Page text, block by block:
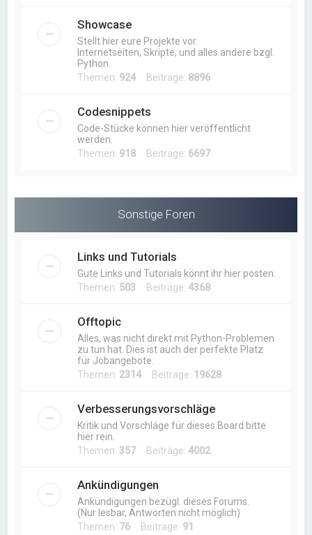
Showcase
Stellt hier eure Projekte vor.
Internetseiten, Skripte, und alles andere bzgl.
Python.
Themen: 924 Beiträge: 8896
Codesnippets
Code-Stücke können hier veröffentlicht
werden.
Themen: 918 Beiträge: 6697
Sonstige Foren
Links und Tutorials
Gute Links und Tutorials könnt ihr hier posten.
Themen: 503 Beiträge:4368
Offtopic
Alles, was nicht direkt mit Python-Problemen
zu tun hat. Dies ist auch der perfekte Platz
für Jobangebote.
Themen: 2314 Beiträge: 19628
Verbesserungsvorschläge
Kritik und Vorschläge für dieses Board bitte
hier rein.
Themen: 357Beiträge:4002
Ankündigungen
Ankündigungen bezügl. dieses Forums.
(Nur lesbar, Antworten nicht möglich)
Themen: 76 Beiträge: 91